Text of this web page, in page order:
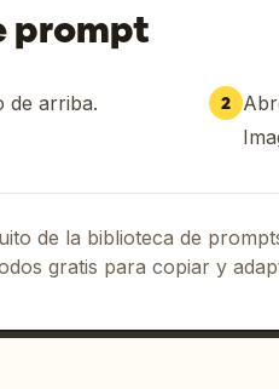
inferior
从输入到决策的跃迁
inferior
nube de
cabeza","text
escena
rojo
prompt
de arriba. 2
de la biblioteca de
gratis para copiar y